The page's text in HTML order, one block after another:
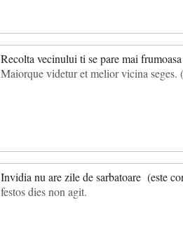
Recolta vecinului ti se pare mai
Maiorque videtur et melior vicina seges.
Invidia nu are zile de sarbatoare (este
festos dies non agit.